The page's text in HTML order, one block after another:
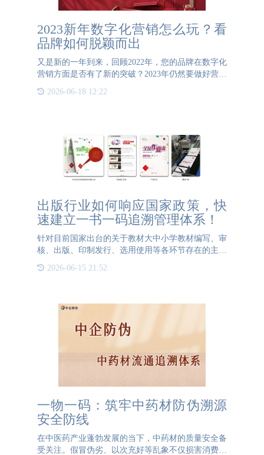
2023新年数字化营销怎么玩？看
品牌如何脱颖而出
又是新的一年到来，回顾2022年，您的品牌在数字化
营销方面是否有了新的突破？2023年仍然要做好营销
计划，尤其是利用节日营销，如今很多品牌已经开始
了他们的新年营销，商品的防伪数字化营销已经在市
2026-06-18 12:22
出版行业如何响应国家政策，快
速建立一书一码追溯管理体系！
针对目前国家出台的关于教材大中小学教材编写、审
核、出版、印制发行、选用使用等各环节存在的主要
责任问题，明确追责情形和处理方式，实行全覆盖、
全链条、规范化责任管理。3044AM永利防伪一书一
2026-06-15 21:52
一物一码：筑牢中药材防伪溯源
安全防线
在中医药产业蓬勃发展的当下，中药材的质量安全备
受关注。假冒伪劣、以次充好等乱象不仅损害消费者